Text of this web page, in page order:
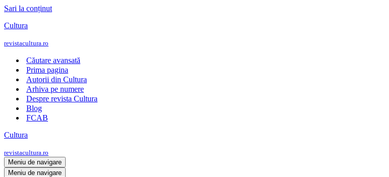
Sari la conținut
Cultura
revistacultura.ro
Căutare avansată
Prima pagina
Autorii din Cultura
Arhiva pe numere
Despre revista Cultura
Blog
FCAB
Cultura
revistacultura.ro
Meniu de navigare
Meniu de navigare